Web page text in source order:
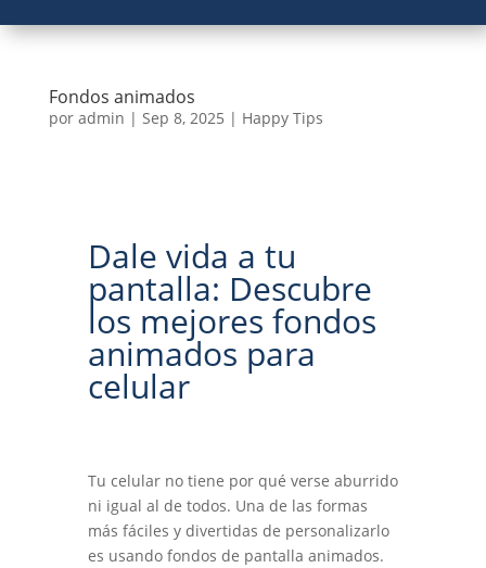
Fondos animados
por admin | Sep 8, 2025 | Happy Tips
Dale vida a tu
pantalla: Descubre
los mejores fondos
animados para
celular
Tu celular no tiene por qué verse aburrido
ni igual al de todos. Una de las formas
más fáciles y divertidas de personalizarlo
es usando fondos de pantalla animados.